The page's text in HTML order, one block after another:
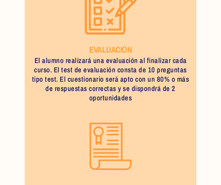
EVALUACIÓN
El alumno realizará una evaluación al finalizar cada
curso. El test de evaluación consta de 10 preguntas
tipo test. El cuestionario será apto con un 80% o más
de respuestas correctas y se dispondrá de 2
oportunidades